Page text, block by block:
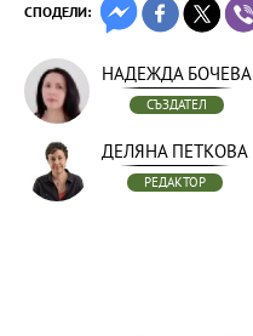
СПОДЕЛИ:
НАДЕЖДА БОЧЕВА
СЪЗДАТЕЛ
ДЕЛЯНА ПЕТКОВА
РЕДАКТОР